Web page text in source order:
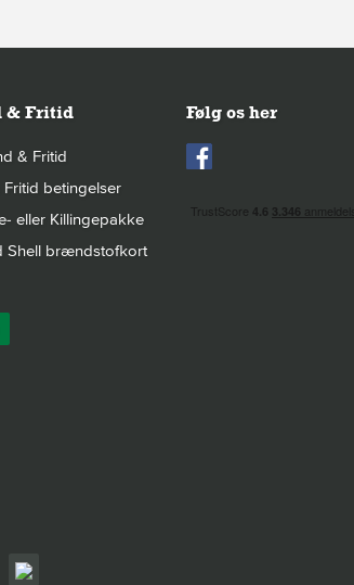
& Fritid
& Fritid
betingelser
eller Killingepakke
Shell brændstofkort
Følg os her